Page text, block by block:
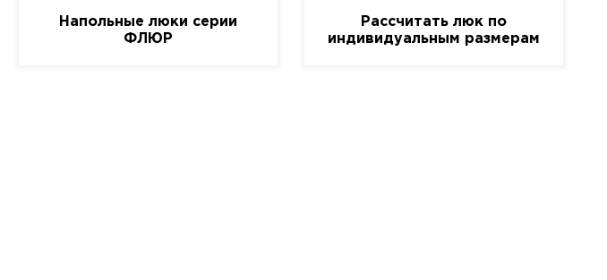
Напольные люки серии
ФЛЮР
Рассчитать люк по
индивидуальным размерам